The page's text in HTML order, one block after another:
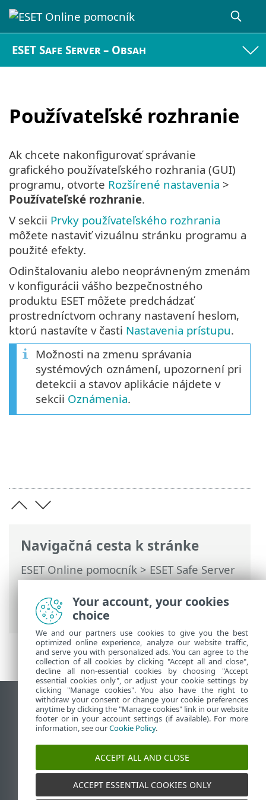
ESET Safe Server – Obsah
Používateľské rozhranie
Navigačná cesta k stránke
ESET Online pomocník>ESET Safe Server
>Práca s programom ESET Safe Server>
Rozšírené nastavenia> Používateľské
rozhranie
Ak chcete nakonfigurovať správanie
grafického používateľského rozhrania (GUI)
programu, otvorte Rozšírené nastavenia >
Používateľské rozhranie.
V sekcii Prvky používateľského rozhrania
môžete nastaviť vizuálnu stránku programu a
použité efekty.
Odinštalovaniu alebo neoprávneným zmenám
v konfigurácii vášho bezpečnostného
produktu ESET môžete predchádzať
prostredníctvom ochrany nastavení heslom,
ktorú nastavíte v časti Nastavenia prístupu.
Možnosti na zmenu správania
systémových oznámení, upozornení pri
detekcii a stavov aplikácie nájdete v
sekcii Oznámenia.
Zobraziť stránku ako na počítači
End of Life
Databáza znalostí ESET
ESET Fórum
ESET Status Portal
Technická podpora
Your account, your cookies
choice
We and our partners use cookies to give you the best
optimized online experience, analyze our website traffic,
and serve you with personalized ads. You can agree to the
collection of all cookies by clicking "Accept all and close",
decline all non-essential cookies by choosing "Accept
essential cookies only", or adjust your cookie settings by
clicking "Manage cookies". You also have the right to
withdraw your consent or change your cookie preferences
anytime by clicking the "Manage cookies" link in our website
footer or in your account settings (if available). For more
information, see ourCookie Policy.
ACCEPT ALL AND CLOSE
ACCEPT ESSENTIAL COOKIES ONLY